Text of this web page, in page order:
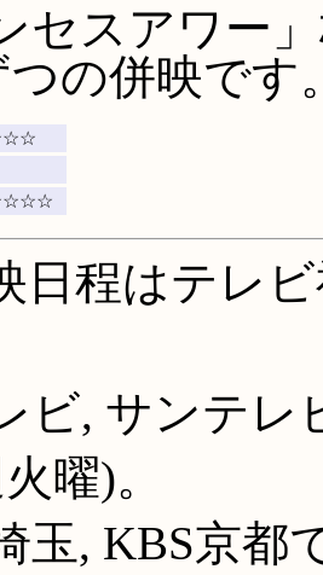
セスアワー
つの併映です
日程はテレ
ビ, サンテレ
曜)。
玉, KBS京都